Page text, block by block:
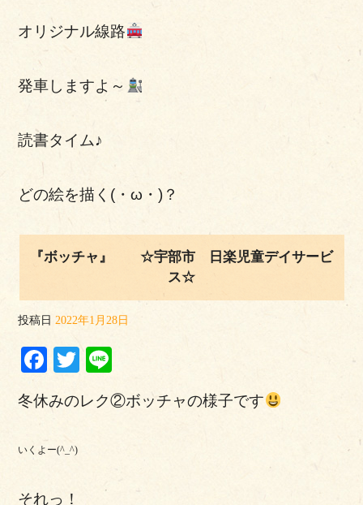
オリジナル線路
発車しますよ～
読書タイム♪
どの絵を描く(・ω・)？
『ボッチャ』 ☆宇部市 日楽児童デイサービ
ス☆
投稿日 2022年1月28日
Facebook
Twitter
冬休みのレク②ボッチャの様子です
いくよー(^_^)
それっ！